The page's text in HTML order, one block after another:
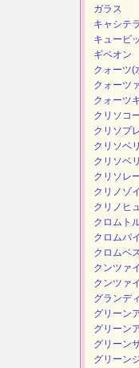
ガラス
キャシテ
キュービ
ギベオン
クォーツ(
クォーツ
クォーツ
クリソコ
クリソプ
クリソベ
クリソベ
クリソレ
クリノゾ
クリノヒ
クロムト
クロムパ
クロムベ
クンツァ
クンツァ
グランデ
グリーン
グリーン
グリーン
グリーン